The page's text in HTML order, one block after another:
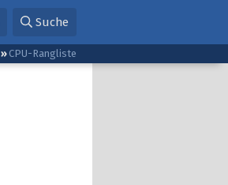
Suche
CPU-Rangliste